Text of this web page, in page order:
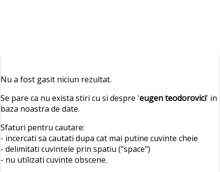
Nu a fost gasit niciun rezultat.
Se pare ca nu exista stiri cu si despre 'eugen teodorovici' in
baza noastra de date.
Sfaturi pentru cautare:
- incercati sa cautati dupa cat mai putine cuvinte cheie
- delimitati cuvintele prin spatiu ("space")
- nu utilizati cuvinte obscene.